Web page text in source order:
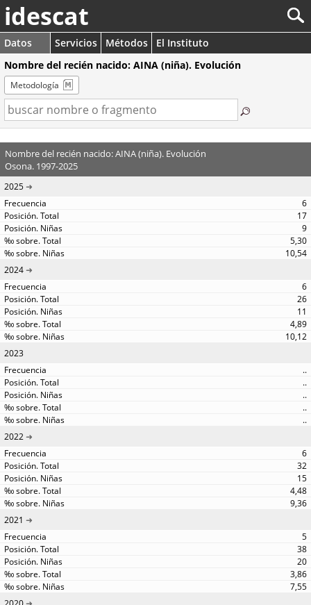
idescat
Datos Servicios Métodos
El Instituto
Nombre del recién nacido: AINA (niña). Evolución
Metodología
Nombre del recién nacido: AINA (niña). Evolución
Osona. 1997-2025
2025
6
17
9
5,30
10,54
2024
6
26
11
4,89
10,12
2023
..
..
..
..
..
2022
6
32
15
4,48
9,36
2021
5
38
20
3,86
7,55